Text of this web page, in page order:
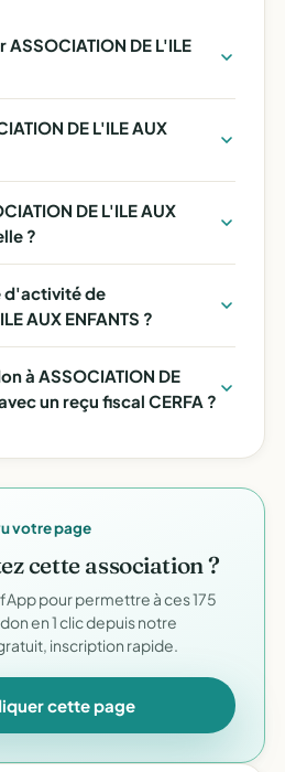
DE L'ILE
DE L'ILE AUX
DE L'ILE AUX
?
d'activité de
AUX ENFANTS ?
à ASSOCIATION DE
un reçu fiscal CERFA ?
votre page
cette association ?
pour permettre à ces 175
en 1 clic depuis notre
inscription rapide.
cette page